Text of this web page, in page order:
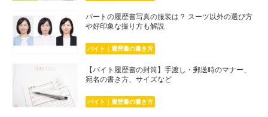
パートの履歴書写真の服装は？ スーツ以外の選び方
や好印象な撮り方も解説
バイト｜履歴書の書き方
【バイト履歴書の封筒】手渡し・郵送時のマナー、
宛名の書き方、サイズなど
バイト｜履歴書の書き方